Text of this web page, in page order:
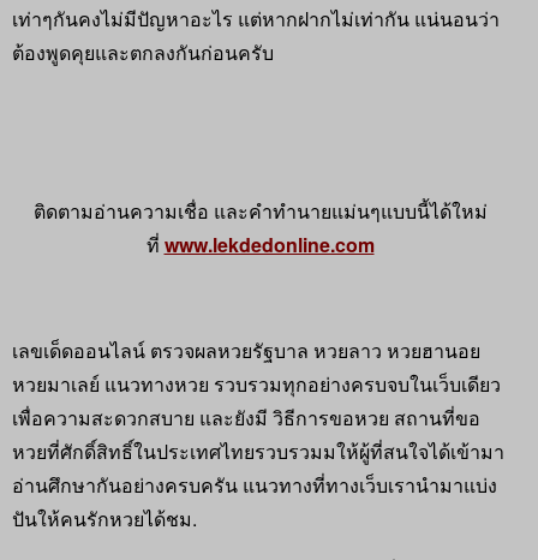
เท่าๆกันคงไม่มีปัญหาอะไร แต่หากฝากไม่เท่ากัน แน่นอนว่า
ต้องพูดคุยและตกลงกันก่อนครับ
ติดตามอ่านความเชื่อ และคำทำนายแม่นๆแบบนี้ได้ใหม่
ที่ www.lekdedonline.com
เลขเด็ดออนไลน์ ตรวจผลหวยรัฐบาล หวยลาว หวยฮานอย
หวยมาเลย์ แนวทางหวย รวบรวมทุกอย่างครบจบในเว็บเดียว
เพื่อความสะดวกสบาย และยังมี วิธีการขอหวย สถานที่ขอ
หวยที่ศักดิ์สิทธิ์ในประเทศไทยรวบรวมมให้ผู้ที่สนใจได้เข้ามา
อ่านศึกษากันอย่างครบครัน แนวทางที่ทางเว็บเรานำมาแบ่ง
ปันให้คนรักหวยได้ชม.